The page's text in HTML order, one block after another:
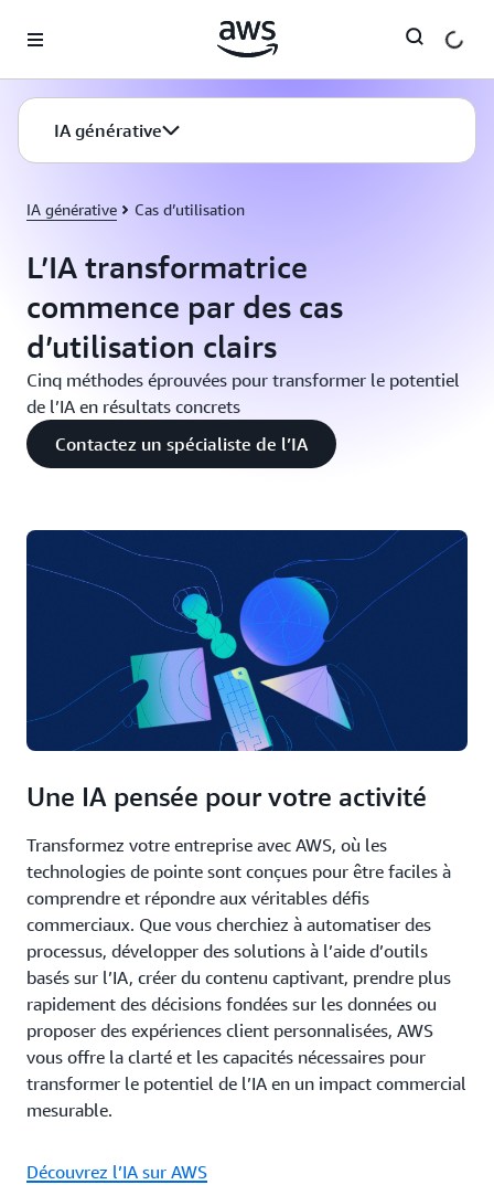
IA générative
IA générative Cas d’utilisation
L’IA transformatrice
commence par des cas
d’utilisation clairs
Cinq méthodes éprouvées pour transformer le potentiel
de l’IA en résultats concrets
Contactez un spécialiste de l’IA
Une IA pensée pour votre activité
Transformez votre entreprise avec AWS, où les
technologies de pointe sont conçues pour être faciles à
comprendre et répondre aux véritables défis
commerciaux. Que vous cherchiez à automatiser des
processus, développer des solutions à l’aide d’outils
basés sur l’IA, créer du contenu captivant, prendre plus
rapidement des décisions fondées sur les données ou
proposer des expériences client personnalisées, AWS
vous offre la clarté et les capacités nécessaires pour
transformer le potentiel de l’IA en un impact commercial
mesurable.
Découvrez l’IA sur AWS